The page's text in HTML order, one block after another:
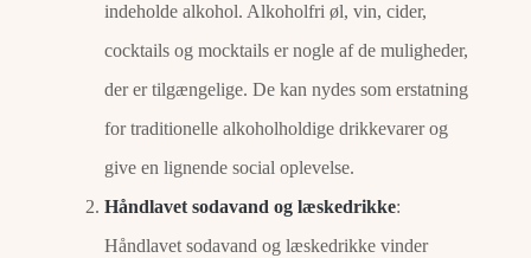
indeholde alkohol. Alkoholfri øl, vin, cider,
cocktails og mocktails er nogle af de muligheder,
der er tilgængelige. De kan nydes som erstatning
for traditionelle alkoholholdige drikkevarer og
give en lignende social oplevelse.
Håndlavet sodavand og læskedrikke:
Håndlavet sodavand og læskedrikke vinder